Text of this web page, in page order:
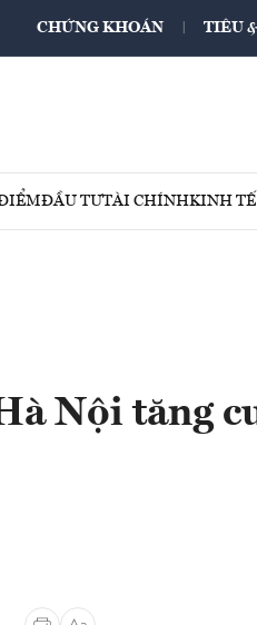
CHỨNG KHOÁN TIÊU
ĐẦU TƯTÀI CHÍNHKINH TẾ
Nội tăng